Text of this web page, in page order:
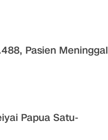
Pasien Meninggal
Papua Satu-